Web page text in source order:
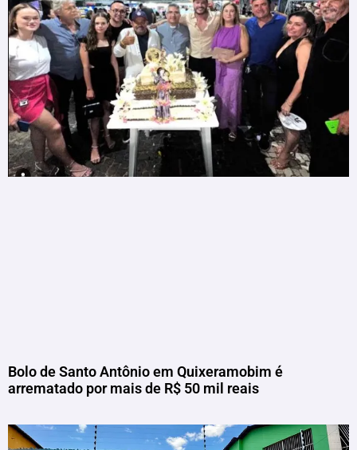
Bolo de Santo Antônio em Quixeramobim é
arrematado por mais de R$ 50 mil reais